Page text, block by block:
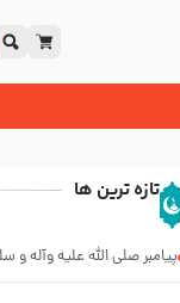
تازه ترین ها
پیامبر صلی الله علیه وآله و